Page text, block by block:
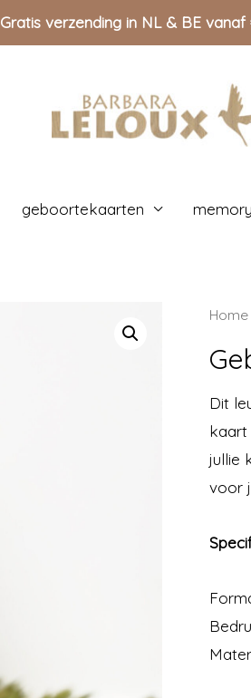
Gratis verzending in NL & BE
geboortekaarten
Home
Dit
kaart
jullie
voor